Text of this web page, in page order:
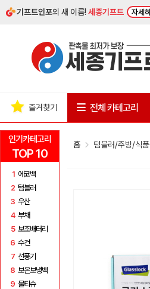
기프트인포의 새 이름!세종기프트 자세히
인기카테고리
TOP 10
1 에코백
2 텀블러
3 우산
4 부채
5 보조배터리
6 수건
7 선풍기
8 보온보냉백
9 물티슈
즐겨찾기 전체 카테고리
홈 텀블러/주방/식품